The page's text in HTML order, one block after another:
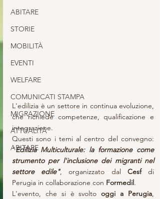
ABITARE
STORIE
MOBILITÀ
EVENTI
WELFARE
COMUNICATI STAMPA
MIGRAZIONE
ATTUALITÀ
ABITARE
L'edilizia è un settore in continua evoluzione,
che richiede competenze, qualificazione e
integrazione.
Questi sono i temi al centro del convegno:
"Edilizia Multiculturale: la formazione come
strumento per l'inclusione dei migranti nel
settore edile", organizzato dal Cesf di
Perugia in collaborazione con Formedil.
L'evento, che si è svolto oggi a Perugia,